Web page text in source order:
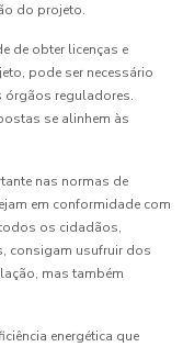
do projeto.
de obter licenças e
pode ser necessário
órgãos reguladores.
se alinhem às
nas normas de
em conformidade com
os cidadãos,
consigam usufruir dos
mas também
energética que